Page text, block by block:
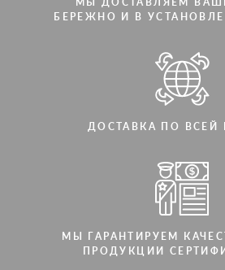
БЕРЕЖНО И В
ДОСТАВКА ПО ВСЕЙ
МЫ ГАРАНТИРУЕМ
ПРОДУКЦИИ